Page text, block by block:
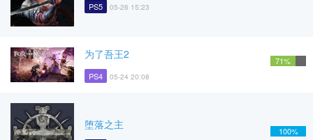
PS5 05-26 15:23
为了吾王2
PS4 05-24 20:08
71%
堕落之主 100%